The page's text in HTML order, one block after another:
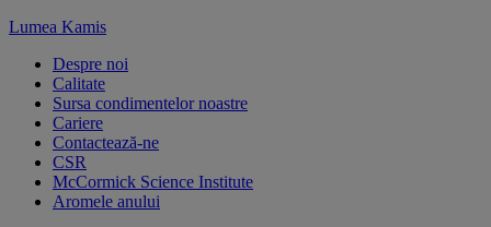
Lumea Kamis
Despre noi
Calitate
Sursa condimentelor noastre
Cariere
Contactează-ne
CSR
McCormick Science Institute
Aromele anului